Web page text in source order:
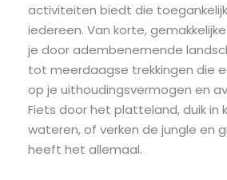
activiteiten biedt die
iedereen. Van korte,
je door adembenemende
tot meerdaagse trekkingen die
op je uithoudingsvermogen en
Fiets door het platteland, duik in
wateren, of verken de jungle en
heeft het allemaal.